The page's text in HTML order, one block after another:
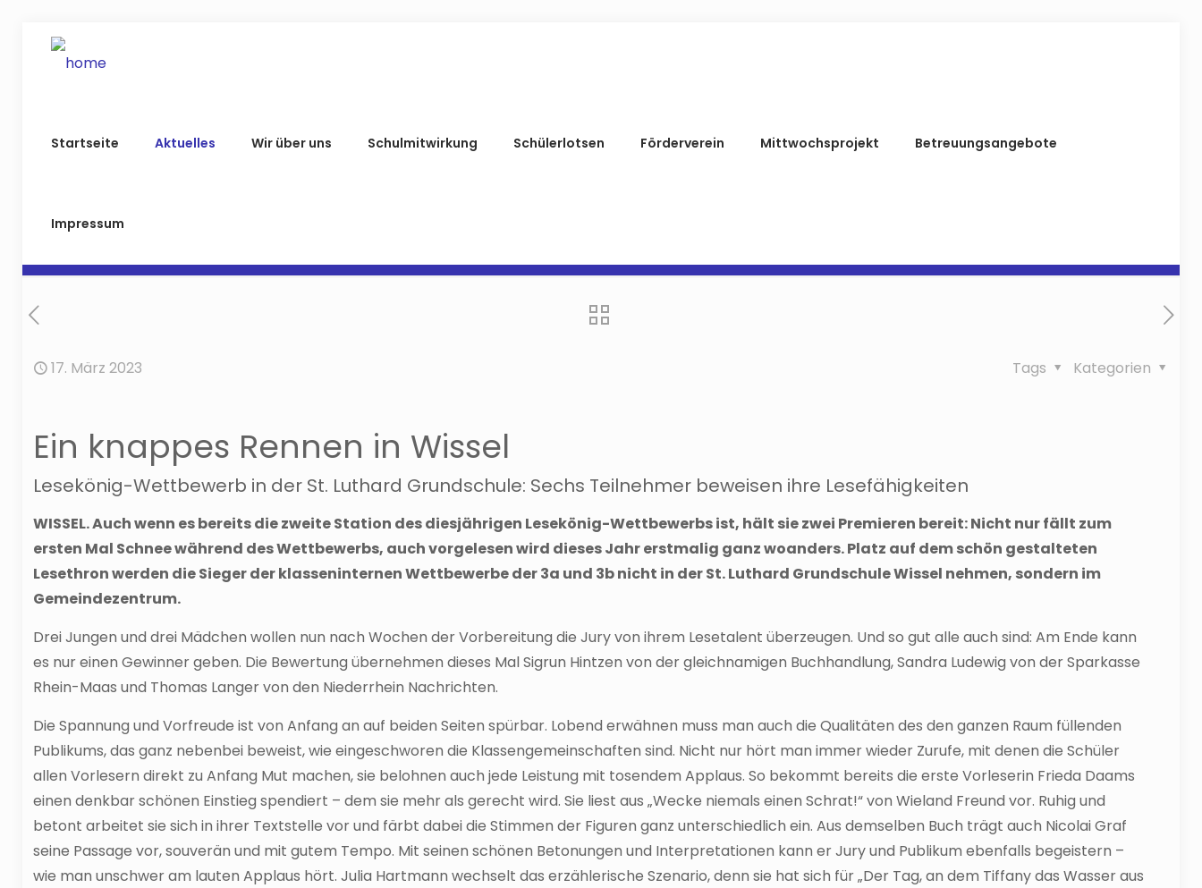
Startseite Aktuelles Wir über uns Schulmitwirkung Schülerlotsen Förderverein Mittwochsprojekt Betreuungsangebote
Impressum
17. März 2023 Kategorien
Tags
Ein knappes Rennen in Wissel
Lesekönig-Wettbewerb in der St. Luthard Grundschule: Sechs Teilnehmer beweisen ihre Lesefähigkeiten
WISSEL. Auch wenn es bereits die zweite Station des diesjährigen Lesekönig-Wettbewerbs ist, hält sie zwei Premieren bereit: Nicht nur fällt zum
ersten Mal Schnee während des Wettbewerbs, auch vorgelesen wird dieses Jahr erstmalig ganz woanders. Platz auf dem schön gestalteten
Lesethron werden die Sieger der klasseninternen Wettbewerbe der 3a und 3b nicht in der St. Luthard Grundschule Wissel nehmen, sondern im
Gemeindezentrum.
Drei Jungen und drei Mädchen wollen nun nach Wochen der Vorbereitung die Jury von ihrem Lesetalent überzeugen. Und so gut alle auch sind: Am Ende kann
es nur einen Gewinner geben. Die Bewertung übernehmen dieses Mal Sigrun Hintzen von der gleichnamigen Buchhandlung, Sandra Ludewig von der Sparkasse
Rhein-Maas und Thomas Langer von den Niederrhein Nachrichten.
Die Spannung und Vorfreude ist von Anfang an auf beiden Seiten spürbar. Lobend erwähnen muss man auch die Qualitäten des den ganzen Raum füllenden
Publikums, das ganz nebenbei beweist, wie eingeschworen die Klassengemeinschaften sind. Nicht nur hört man immer wieder Zurufe, mit denen die Schüler
allen Vorlesern direkt zu Anfang Mut machen, sie belohnen auch jede Leistung mit tosendem Applaus. So bekommt bereits die erste Vorleserin Frieda Daams
einen denkbar schönen Einstieg spendiert – dem sie mehr als gerecht wird. Sie liest aus „Wecke niemals einen Schrat!“ von Wieland Freund vor. Ruhig und
betont arbeitet sie sich in ihrer Textstelle vor und färbt dabei die Stimmen der Figuren ganz unterschiedlich ein. Aus demselben Buch trägt auch Nicolai Graf
seine Passage vor, souverän und mit gutem Tempo. Mit seinen schönen Betonungen und Interpretationen kann er Jury und Publikum ebenfalls begeistern –
wie man unschwer am lauten Applaus hört. Julia Hartmann wechselt das erzählerische Szenario, denn sie hat sich für „Der Tag, an dem Tiffany das Wasser aus